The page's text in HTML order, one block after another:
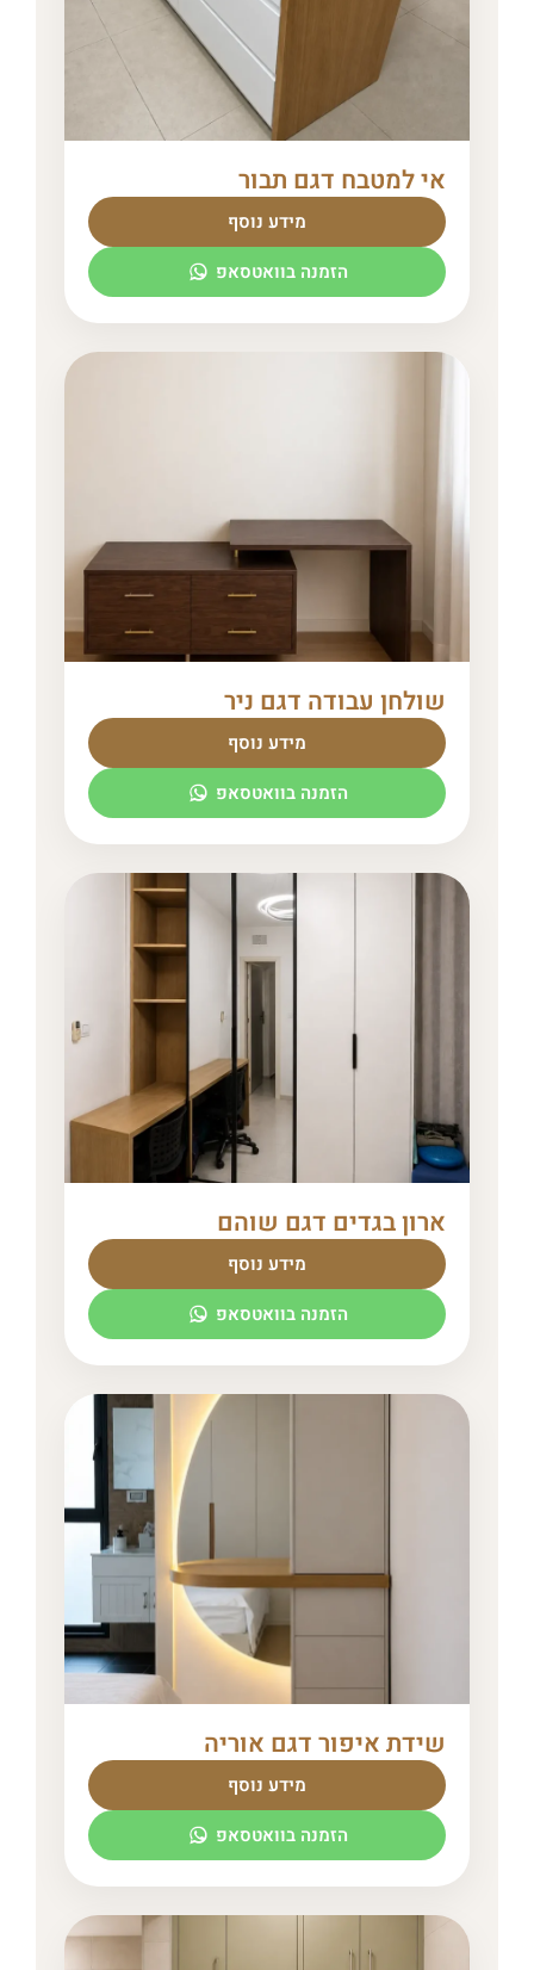
אי למטבח דגם תבור
מידע נוסף
הזמנה בוואטסאפ
שולחן עבודה דגם ניר
מידע נוסף
הזמנה בוואטסאפ
ארון בגדים דגם שוהם
מידע נוסף
הזמנה בוואטסאפ
שידת איפור דגם אוריה
מידע נוסף
הזמנה בוואטסאפ